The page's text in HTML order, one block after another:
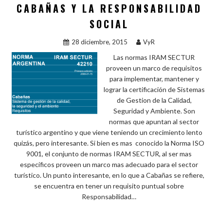
CABAÑAS Y LA RESPONSABILIDAD
SOCIAL
28 diciembre, 2015 VyR
Las normas IRAM SECTUR
proveen un marco de requisitos
para implementar, mantener y
lograr la certificación de Sistemas
de Gestion de la Calidad,
Seguridad y Ambiente. Son
normas que apuntan al sector
turístico argentino y que viene teniendo un crecimiento lento
quizás, pero interesante. Si bien es mas conocido la Norma ISO
9001, el conjunto de normas IRAM SECTUR, al ser mas
específicos proveen un marco mas adecuado para el sector
turístico. Un punto interesante, en lo que a Cabañas se refiere,
se encuentra en tener un requisito puntual sobre
Responsabilidad…